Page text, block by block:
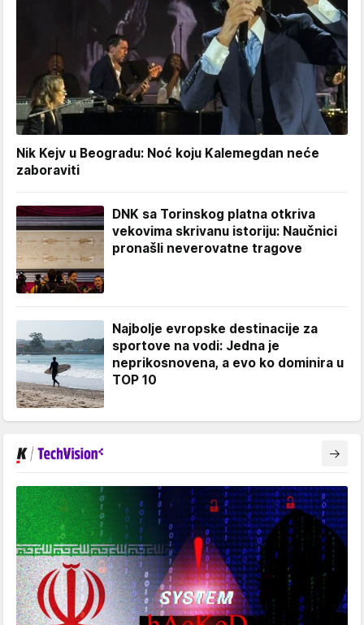
Nik Kejv u Beogradu: Noć koju Kalemegdan neće
zaboraviti
DNK sa Torinskog platna otkriva
vekovima skrivanu istoriju: Naučnici
pronašli neverovatne tragove
Najbolje evropske destinacije za
sportove na vodi: Jedna je
neprikosnovena, a evo ko dominira u
TOP 10